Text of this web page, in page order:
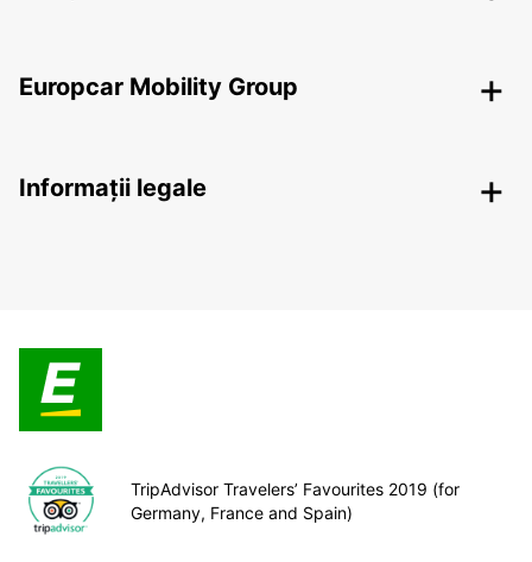
Europcar Mobility Group
Informații legale
TripAdvisor Travelers’ Favourites 2019 (for
Germany, France and Spain)